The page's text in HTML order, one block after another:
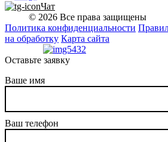
Чат
© 2026 Все права защищены
Политика конфиденциальности
на обработку Карта сайта
Оставьте заявку
Ваше имя
Ваш телефон